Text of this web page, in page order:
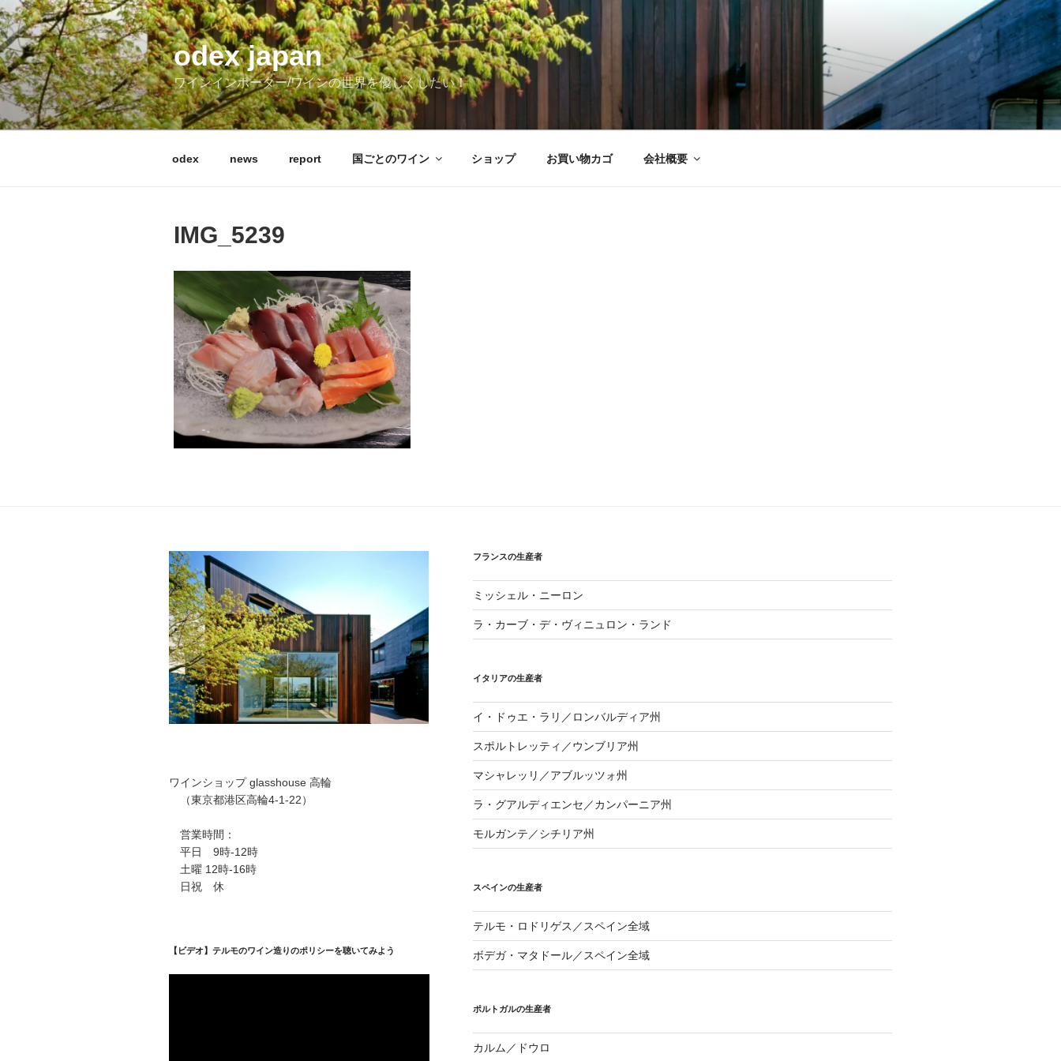
コ
ン
テ
ン
ツ
へ
ス
odex japan
ワインインポーター/ワインの世界を優しくしたい！
odex news report 国ごとのワイン ショップ お買い物カゴ 会社概要
IMG_5239
ワインショップ glasshouse 高輪
（東京都港区高輪4-1-22）
営業時間：
平日 9時-12時
土曜 12時-16時
日祝 休
【ビデオ】テルモのワイン造りのポリシーを聴いてみよう
フランスの生産者
ミッシェル・ニーロン
ラ・カーブ・デ・ヴィニュロン・ランド
イタリアの生産者
イ・ドゥエ・ラリ／ロンバルディア州
スポルトレッティ／ウンブリア州
マシャレッリ／アブルッツォ州
ラ・グアルディエンセ／カンパーニア州
モルガンテ／シチリア州
スペインの生産者
テルモ・ロドリゲス／スペイン全域
ボデガ・マタドール／スペイン全域
ポルトガルの生産者
カルム／ドウロ